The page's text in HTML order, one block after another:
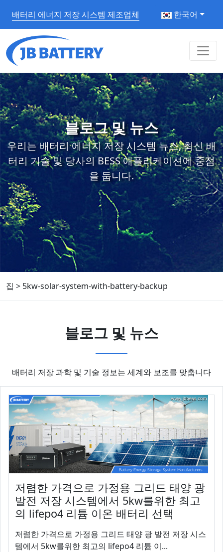
배터리 에너지 저장 시스템 제조업체 한국어
블로그 및 뉴스
우리는 배터리 에너지 저장 시스템 뉴스, 최신 배
터리 기술 및 당사의 BESS 애플리케이션에 중점
을 둡니다.
집 > 5kw-solar-system-with-battery-backup
블로그 및 뉴스
배터리 저장 과학 및 기술 정보는 세계와 보조를 맞춥니다
저렴한 가격으로 가정용 그리드 태양 광
발전 저장 시스템에서 5kw를위한 최고
의 lifepo4 리튬 이온 배터리 선택
저렴한 가격으로 가정용 그리드 태양 광 발전 저장 시스
템에서 5kw를위한 최고의 lifepo4 리튬 이...